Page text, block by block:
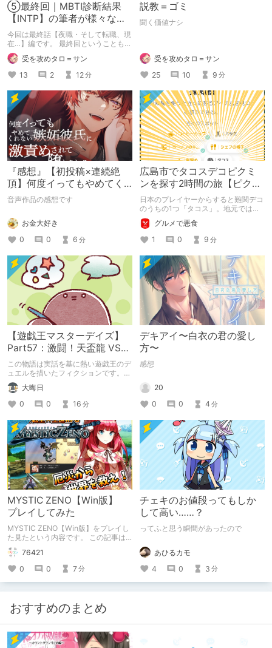
⑤最終回｜MBTI診断結果
【INTP】の筆者が様々な仕
事を経験して得たもの/失っ
たもの【体験談】
今回は最終話【夜職・そして転職、現
在…】編です。 最終回ということもあ
りヘビーな内容になっています。 ※お
食事中の方、グロ耐性の無い方はご注
意ください。 色々な仕事をつまみ食
いしてきたので、MBTI関係ナシに よ
ろしければご興味のある分野だけでも
ご参考にどうぞ。 ※あくまで個人の体
験に基づく感想をまとめた記事です。
※ほぼ実話ですが、身バレ防止のため
一部表現を変えています。
受を攻めタロ＝サン
13
2 12分
説教＝ゴミ
聞く価値ナシ
受を攻めタロ＝サン
25
10 9 分
『感想』【初投稿×連続絶
頂】何度イってもやめてく
れない嫉妬彼氏に激責めさ
音声作品の感想です
お金大好き
0
0 6 分
広島市でタコスデコピクミ
ンを探す2時間の旅【ピクミ
ンブルーム / Pikmin
Bloom】
日本のプレイヤーからすると難関デコ
のうちの1つ「タコス」。地元では見
つけられなかった男が広島で探す旅を
お送りします。ねくすと5月のテーマ
「お出かけの記録」。
グルメで悪食
1
0 9 分
【遊戯王マスターデイズ】
Part57：激闘！天盃龍 VS
千年D【架空デュエル】
この物語は実話を基に熱い遊戯王のデ
ュエルを描いたフィクションです。
（自分用メモ：2025-05-14）
大晦日
0
0 16 分
デキアイ〜白衣の君の愛し
方〜
感想
20
0
0 4 分
MYSTIC ZENO【Win版】
プレイしてみた
MYSTIC ZENO【Win版】をプレイし
た見たという内容です。 この記事は
通常のクリエイターズ記事です。
76421
0
0 7分
チェキのお値段ってもしか
して高い……？
ってふと思う瞬間があったので
あひるカモ
4
0 3 分
おすすめのまとめ